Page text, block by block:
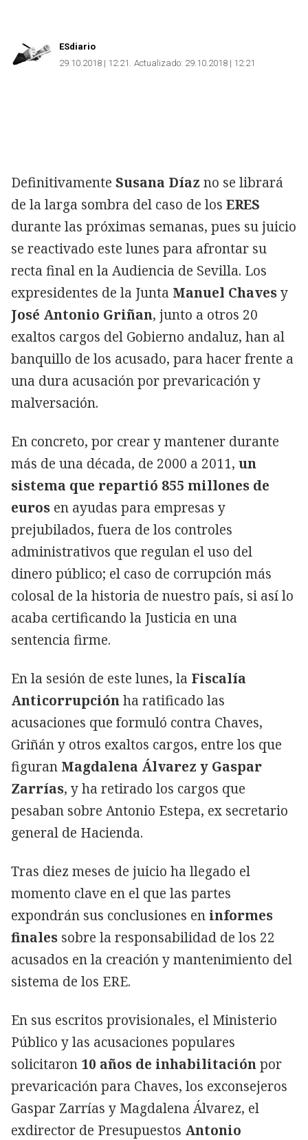
ESdiario
29.10.2018 | 12:21 Actualizado: 29.10.2018 | 12:21
Definitivamente Susana Díaz no se librará
de la larga sombra del caso de los ERES
durante las próximas semanas, pues su juicio
se reactivado este lunes para afrontar su
recta final en la Audiencia de Sevilla. Los
expresidentes de la Junta Manuel Chavesy
José Antonio Griñan, junto a otros 20
exaltos cargos del Gobierno andaluz, han al
banquillo de los acusado, para hacer frente a
una dura acusación por prevaricación y
malversación.
En concreto, por crear y mantener durante
más de una década, de 2000 a 2011, un
sistema que repartió 855 millones de
euros en ayudas para empresas y
prejubilados, fuera de los controles
administrativos que regulan el uso del
dinero público; el caso de corrupción más
colosal de la historia de nuestro país, si así lo
acaba certificando la Justicia en una
sentencia firme.
En la sesión de este lunes, la Fiscalía
Anticorrupciónha ratificado las
acusaciones que formuló contra Chaves,
Griñán y otros exaltos cargos, entre los que
figuran Magdalena Álvarez y Gaspar
Zarrías, y ha retirado los cargos que
pesaban sobre Antonio Estepa, ex secretario
general de Hacienda.
Tras diez meses de juicio ha llegado el
momento clave en el que las partes
expondrán sus conclusiones en informes
finales sobre la responsabilidad de los 22
acusados en la creación y mantenimiento del
sistema de los ERE.
En sus escritos provisionales, el Ministerio
Público y las acusaciones populares
solicitaron 10 años de inhabilitaciónpor
prevaricación para Chaves, los exconsejeros
Gaspar Zarrías y Magdalena Álvarez, el
exdirector de Presupuestos Antonio